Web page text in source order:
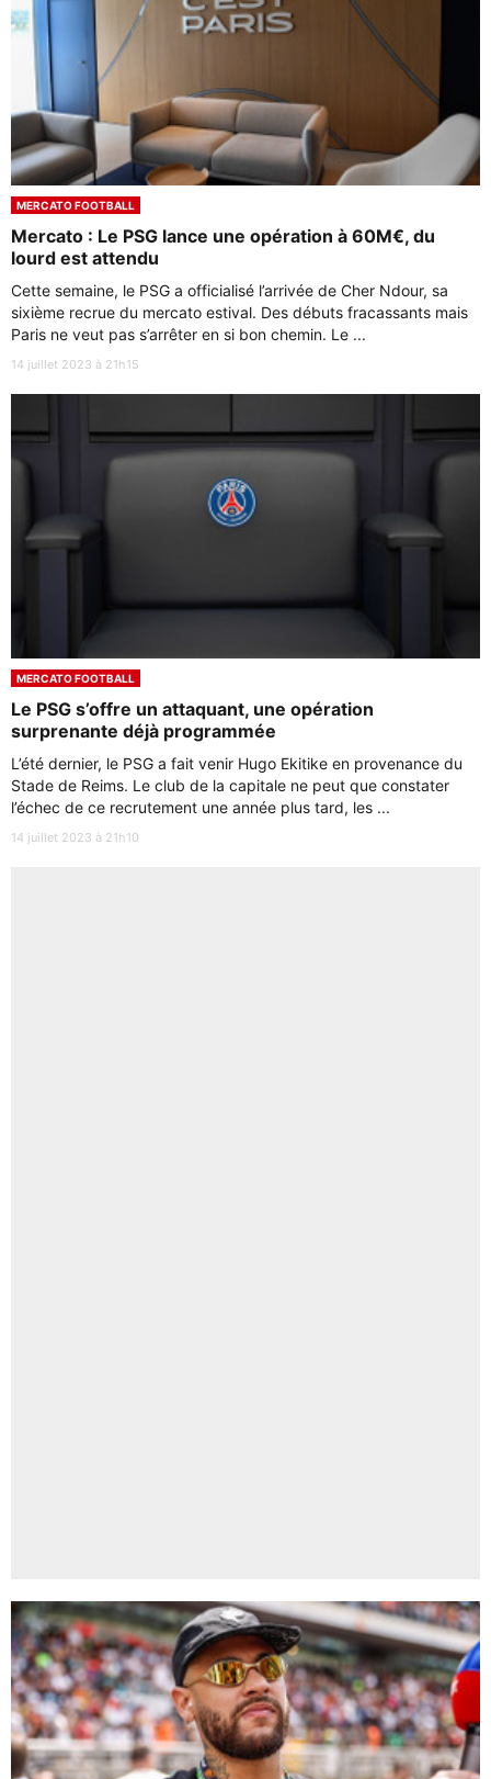
MERCATO FOOTBALL
Mercato : Le PSG lance une opération à 60M€, du
lourd est attendu
Cette semaine, le PSG a officialisé l’arrivée de Cher Ndour, sa
sixième recrue du mercato estival. Des débuts fracassants mais
Paris ne veut pas s’arrêter en si bon chemin. Le ...
14 juillet 2023 à 21h15
MERCATO FOOTBALL
Le PSG s’offre un attaquant, une opération
surprenante déjà programmée
L’été dernier, le PSG a fait venir Hugo Ekitike en provenance du
Stade de Reims. Le club de la capitale ne peut que constater
l’échec de ce recrutement une année plus tard, les ...
14 juillet 2023 à 21h10